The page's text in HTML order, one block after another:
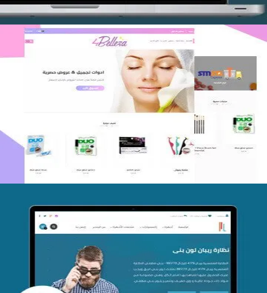
اعادة تصميم متجر فوربليزا
التفاصيل
تصميم متجر اي كير
التفاصيل